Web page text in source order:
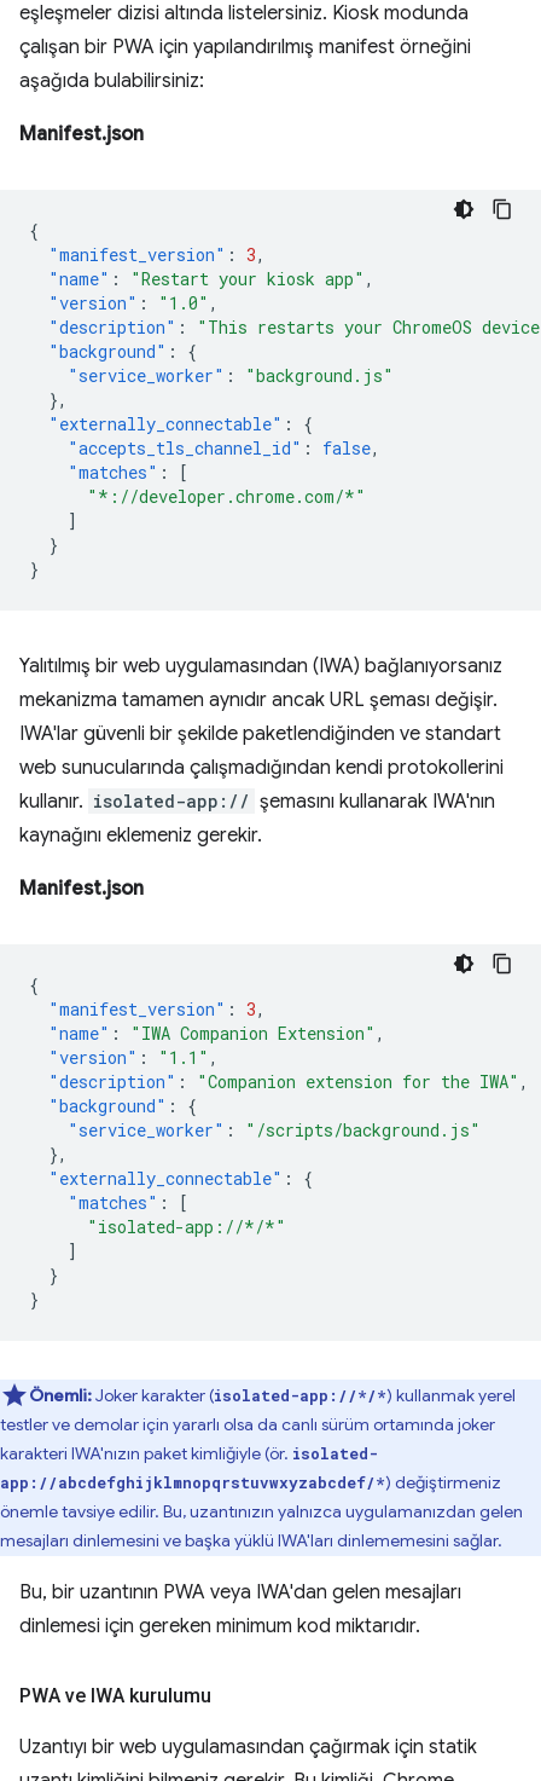
eşleşmeler dizisi altında listelersiniz. Kiosk modunda
çalışan bir PWA için yapılandırılmış manifest örneğini
aşağıda bulabilirsiniz:
Manifest.json
{
"manifest_version" : 3,
"name" : "Restart your kiosk app" ,
"version" : "1.0" ,
"description" :
"This restarts your ChromeOS
"background" :
{
"service_worker" :
"background.js"
},
"externally_connectable" :
{
"accepts_tls_channel_id" : false,
"matches" :
[
"*://developer.chrome.com/*"
]
}
}
Yalıtılmış bir web uygulamasından (IWA) bağlanıyorsanız
mekanizma tamamen aynıdır ancak URL şeması değişir.
IWA'lar güvenli bir şekilde paketlendiğinden ve standart
web sunucularında çalışmadığından kendi protokollerini
kullanır. isolated-app:// şemasını kullanarak IWA'nın
kaynağını eklemeniz gerekir.
Manifest.json
{
"manifest_version" : 3,
"name" : "IWA Companion Extension" ,
"version" : "1.1" ,
"description" : "Companion extension for the IWA" ,
"background" :
{
"service_worker" :
"/scripts/background.js"
},
"externally_connectable" :
{
"matches" :
[
"isolated-app://*/*"
]
}
}
Önemli:Joker karakter (isolated-app://*/*) kullanmak yerel
testler ve demolar için yararlı olsa da canlı sürüm ortamında joker
karakteri IWA'nızın paket kimliğiyle (ör. isolated-
app://abcdefghijklmnopqrstuvwxyzabcdef/*) değiştirmeniz
önemle tavsiye edilir. Bu, uzantınızın yalnızca uygulamanızdan gelen
mesajları dinlemesini ve başka yüklü IWA'ları dinlememesini sağlar.
Bu, bir uzantının PWA veya IWA'dan gelen mesajları
dinlemesi için gereken minimum kod miktarıdır.
PWA ve IWA kurulumu
Uzantıyı bir web uygulamasından çağırmak için statik